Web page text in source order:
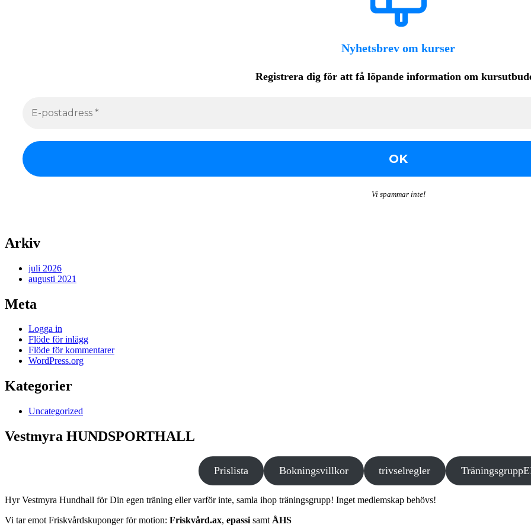
Nyhetsbrev om kurser
Registrera dig för att få löpande information om
Vi spammar inte!
Arkiv
juli 2026
augusti 2021
Meta
Logga in
Flöde för inlägg
Flöde för kommentarer
WordPress.org
Kategorier
Uncategorized
Vestmyra HUNDSPORTHALL
Prislista Bokningsvillkor trivselregler
Hyr Vestmyra Hundhall för Din egen träning eller varför inte, samla ihop träningsgrupp! Inget medlemskap behövs!
Vi tar emot Friskvårdskuponger för motion: Friskvård.ax, epassi samt ÅHS